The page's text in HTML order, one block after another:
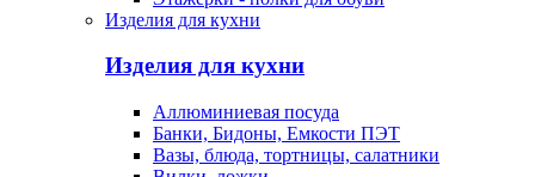
Изделия для кухни
Изделия для кухни
Аллюминиевая посуда
Банки, Бидоны, Емкости ПЭТ
Вазы, блюда, тортницы, салатники